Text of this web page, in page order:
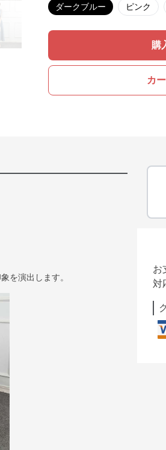
ダークブルー ピンク
購
カ
を演出します。
お
対